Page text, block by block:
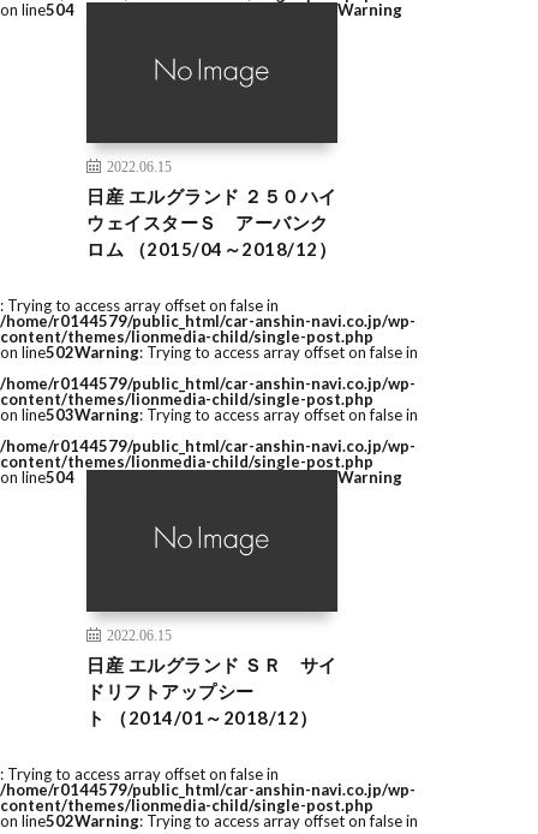
on line504
2022.06.15
日産 エルグランド ２５０ハイ
ウェイスターＳ アーバンク
ロム （2015/04～2018/12）
Warning
: Trying to access array offset on false in
/home/r0144579/public_html/car-anshin-navi.co.jp/wp-
content/themes/lionmedia-child/single-post.php
on line502Warning: Trying to access array offset on false in
/home/r0144579/public_html/car-anshin-navi.co.jp/wp-
content/themes/lionmedia-child/single-post.php
on line503Warning: Trying to access array offset on false in
/home/r0144579/public_html/car-anshin-navi.co.jp/wp-
content/themes/lionmedia-child/single-post.php
on line504
2022.06.15
日産 エルグランド ＳＲ サイ
ドリフトアップシー
ト （2014/01～2018/12）
Warning
: Trying to access array offset on false in
/home/r0144579/public_html/car-anshin-navi.co.jp/wp-
content/themes/lionmedia-child/single-post.php
on line502Warning: Trying to access array offset on false in